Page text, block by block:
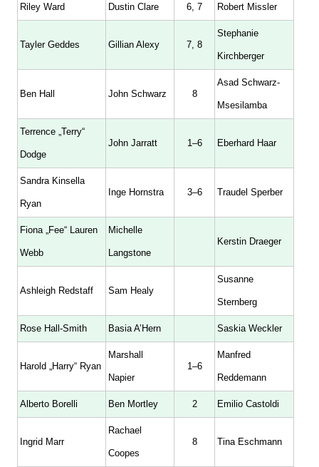
Riley Ward Dustin Clare 6, 7 Robert Missler
Tayler Geddes Gillian Alexy 7, 8
Stephanie
Kirchberger
Ben Hall John Schwarz 8
Asad Schwarz-
Msesilamba
Terrence „Terry“
Dodge
John Jarratt 1–6 Eberhard Haar
Sandra Kinsella
Ryan
Inge Hornstra 3–6 Traudel Sperber
Fiona „Fee“ Lauren
Webb
Michelle
Langstone
Kerstin Draeger
Ashleigh Redstaff Sam Healy
Susanne
Sternberg
Rose Hall-Smith Basia A’Hern Saskia Weckler
Harold „Harry“ Ryan
Marshall
Napier
1–6
Manfred
Reddemann
Alberto Borelli Ben Mortley 2 Emilio Castoldi
Ingrid Marr
Rachael
Coopes
8 Tina Eschmann